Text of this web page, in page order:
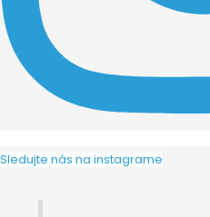
Sledujte nás na instagrame